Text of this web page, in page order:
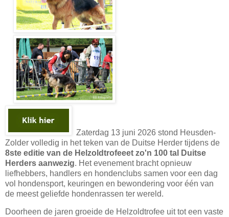
Zaterdag 13 juni 2026 stond Heusden-
Zolder volledig in het teken van de Duitse Herder tijdens de
8ste editie van de Helzoldtrofeeet zo'n 100 tal Duitse
Herders aanwezig. Het evenement bracht opnieuw
liefhebbers, handlers en hondenclubs samen voor een dag
vol hondensport, keuringen en bewondering voor één van
de meest geliefde hondenrassen ter wereld.
Doorheen de jaren groeide de Helzoldtrofee uit tot een vaste